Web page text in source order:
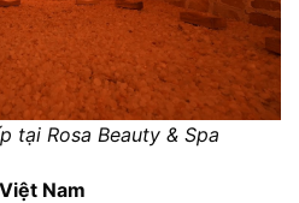
tại Rosa Beauty & Spa
Nam